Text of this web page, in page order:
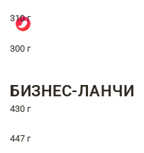
310 г
300 г
БИЗНЕС-ЛАНЧИ
430 г
447 г